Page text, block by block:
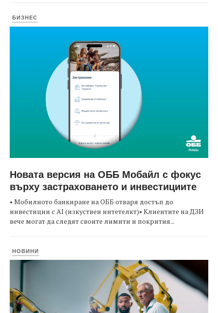
БИЗНЕС
Новата версия на ОББ Мобайл с фокус
върху застраховането и инвестициите
• Мобилното банкиране на ОББ отваря достъп до
инвестиции с AI (изкуствен интетелкт)• Клиентите на ДЗИ
вече могат да следят своите лимити и покрития...
НОВИНИ